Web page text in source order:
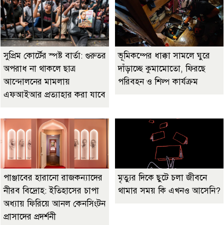
সুপ্রিম কোর্টের স্পষ্ট বার্তা: গুরুতর
অপরাধ না থাকলে ছাত্র
আন্দোলনের মামলায়
এফআইআর প্রত্যাহার করা যাবে
ভূমিকম্পের ধাক্কা সামলে ঘুরে
দাঁড়াচ্ছে কুমামোতো, ফিরছে
পরিবহন ও শিল্প কার্যক্রম
পাঞ্জাবের হারানো রাজকন্যাদের
নীরব বিদ্রোহ: ইতিহাসের চাপা
অধ্যায় ফিরিয়ে আনল কেনসিংটন
প্রাসাদের প্রদর্শনী
মৃত্যুর দিকে ছুটে চলা জীবনে
থামার সময় কি এখনও আসেনি?